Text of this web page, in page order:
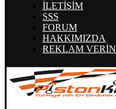
İLETİŞİM
SSS
FORUM
HAKKIMIZDA
REKLAM VERİN